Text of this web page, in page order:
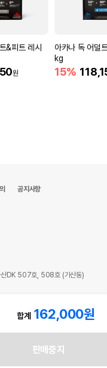
&피트 레시
원
아카나 독 어덜
kg
15%
합계 162,000원
판매중지
공지사항
산DK 507호, 508호 (가산동)